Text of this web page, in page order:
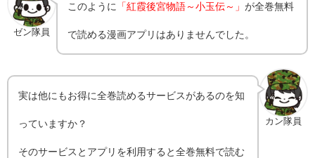
ゼン隊員
このように 「紅霞後宮物語～小玉伝～」が全巻無料
で読める漫画アプリはありませんでした。
カン隊員
実は他にもお得に全巻読めるサービスがあるのを知
っていますか？
そのサービスとアプリを利用すると全巻無料で読む